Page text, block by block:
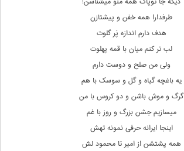
طرفدارا همه خفن و پیشتازن
هدف دارم اندازه پَر گلوت
لب تر کنم میان با قمه پهلوت
ولی من صلح و دوست دارم
یه باغچه گیاه و گل و سوسک با هم
گرگ و موش باشن و دو کروس با من
میسازیم جشن بزرگ و روز با غم
اینجا ایرانه حرفی نمونه تهش
همه پشتشن از امیر تا محمود لش